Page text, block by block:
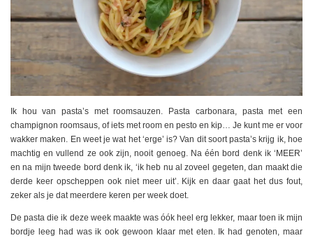
Ik hou van pasta’s met roomsauzen. Pasta carbonara, pasta met een
champignon roomsaus, of iets met room en pesto en kip… Je kunt me er voor
wakker maken. En weet je wat het ‘erge’ is? Van dit soort pasta’s krijg ik, hoe
machtig en vullend ze ook zijn, nooit genoeg. Na één bord denk ik ‘MEER’
en na mijn tweede bord denk ik, ‘ik heb nu al zoveel gegeten, dan maakt die
derde keer opscheppen ook niet meer uit’. Kijk en daar gaat het dus fout,
zeker als je dat meerdere keren per week doet.
De pasta die ik deze week maakte was óók heel erg lekker, maar toen ik mijn
bordje leeg had was ik ook gewoon klaar met eten. Ik had genoten, maar